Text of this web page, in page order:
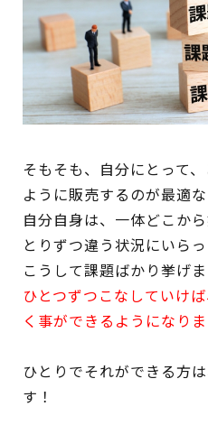
そもそも、自分にとって
ように販売するのが最適
自分自身は、一体どこか
とりずつ違う状況にいら
こうして課題ばかり挙げ
ひとつずつこなしていけ
く事ができるようになり
ひとりでそれができる方
す！